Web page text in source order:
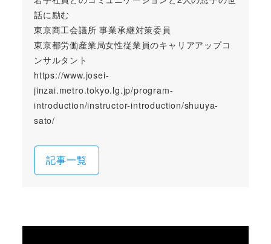
話に励む
東京商工会議所 事業承継対策委員
東京都労働産業局女性従業員のキャリアアップコ
ンサルタント
https://www.josei-
jinzai.metro.tokyo.lg.jp/program-
introduction/instructor-introduction/shuuya-
sato/
記事一覧